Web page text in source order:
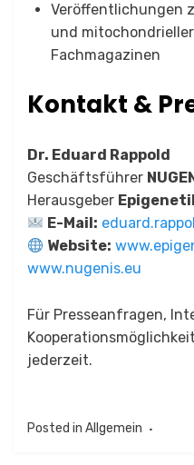
Veröffentlichungen
und
Fachmagazinen
Kontakt &
Dr. Eduard Rappold
Geschäftsführer
Herausgeber
E-Mail:
Website:
www.nugenis.eu
Für Presseanfragen,
jederzeit.
Posted in Allgemein